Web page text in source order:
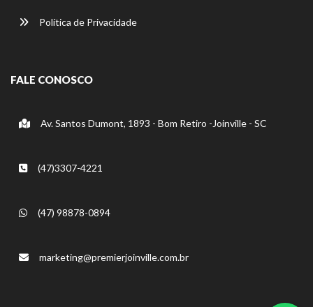
Política de Privacidade
FALE CONOSCO
Av. Santos Dumont, 1893 - Bom Retiro -Joinville - SC
(47)3307-4221
(47) 98878-0894
marketing@premierjoinville.com.br